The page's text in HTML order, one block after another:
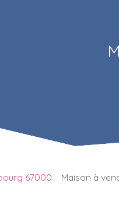
67000 Maison à